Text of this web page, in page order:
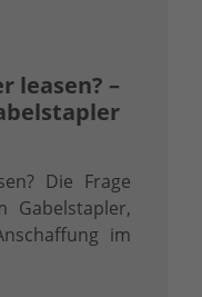
leasen? –
Die Frage
im